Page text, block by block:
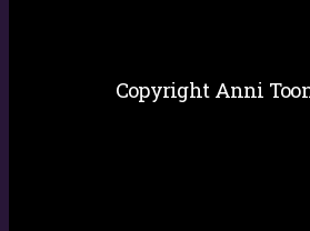
Copyright Anni